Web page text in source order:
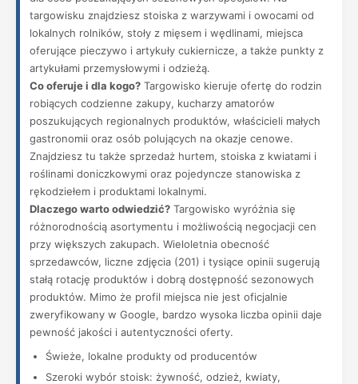
targowisku znajdziesz stoiska z warzywami i owocami od
lokalnych rolników, stoły z mięsem i wędlinami, miejsca
oferujące pieczywo i artykuły cukiernicze, a także punkty z
artykułami przemysłowymi i odzieżą.
Co oferuje i dla kogo? Targowisko kieruje ofertę do rodzin
robiących codzienne zakupy, kucharzy amatorów
poszukujących regionalnych produktów, właścicieli małych
gastronomii oraz osób polujących na okazje cenowe.
Znajdziesz tu także sprzedaż hurtem, stoiska z kwiatami i
roślinami doniczkowymi oraz pojedyncze stanowiska z
rękodziełem i produktami lokalnymi.
Dlaczego warto odwiedzić? Targowisko wyróżnia się
różnorodnością asortymentu i możliwością negocjacji cen
przy większych zakupach. Wieloletnia obecność
sprzedawców, liczne zdjęcia (201) i tysiące opinii sugerują
stałą rotację produktów i dobrą dostępność sezonowych
produktów. Mimo że profil miejsca nie jest oficjalnie
zweryfikowany w Google, bardzo wysoka liczba opinii daje
pewność jakości i autentyczności oferty.
Świeże, lokalne produkty od producentów
Szeroki wybór stoisk: żywność, odzież, kwiaty,